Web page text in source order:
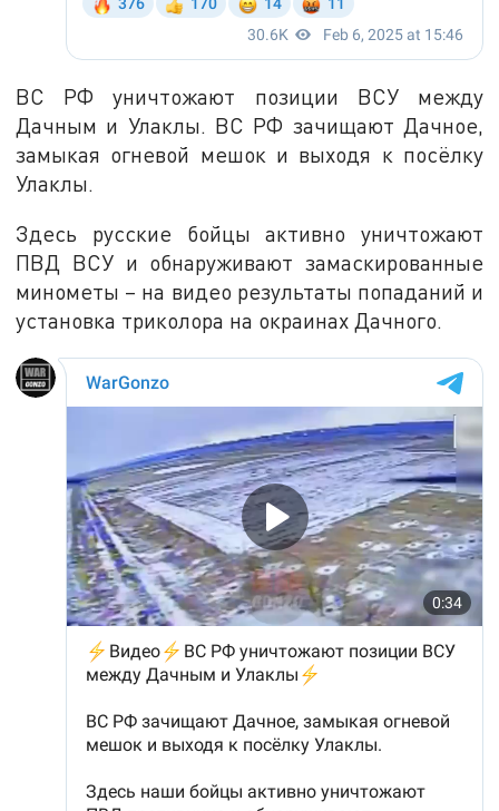
ВС РФ уничтожают позиции ВСУ между
Дачным и Улаклы. ВС РФ зачищают Дачное,
замыкая огневой мешок и выходя к посёлку
Улаклы.
Здесь русские бойцы активно уничтожают
ПВД ВСУ и обнаруживают замаскированные
минометы – на видео результаты попаданий и
установка триколора на окраинах Дачного.